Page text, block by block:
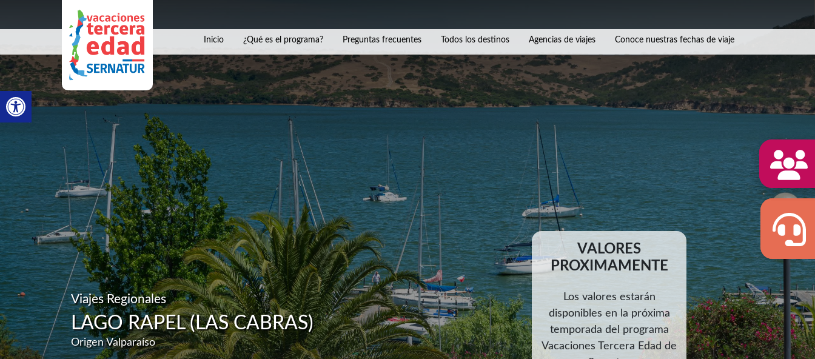
Abrir barra de herramientas
Inicio ¿Qué es el programa? Preguntas frecuentes Todos los destinos Agencias de viajes Conoce nuestras fechas de viaje
Viajes Regionales
LAGO RAPEL (LAS CABRAS)
Origen Valparaíso
VALORES
PROXIMAMENTE
Los valores estarán
disponibles en la próxima
temporada del programa
Vacaciones Tercera Edad de